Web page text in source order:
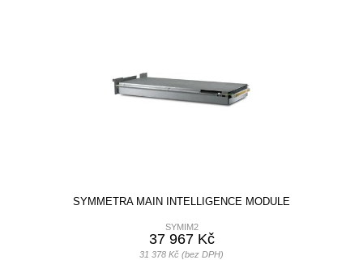
SYMMETRA MAIN INTELLIGENCE MODULE
SYMIM2
37 967 Kč
31 378 Kč (bez DPH)